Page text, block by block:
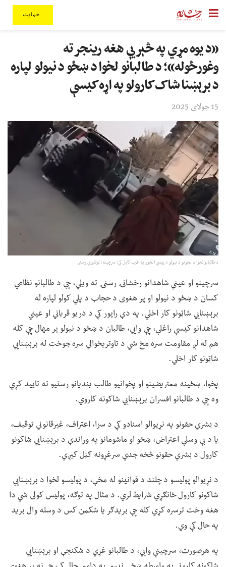
حمایت
«د یوه مړي په څېر یې هغه رینجر ته
وغورځوله»؛ د طالبانو لخوا د ښځو د نیولو لپاره
د برېښنا شاک کارولو په اړه کیسې
15 جولای 2025
د طالبانو لخوا د نجونو د نیولو د پیښې انځور په غرب کابل کې؛ سرچینه: ټولنیزې رسنۍ
سرچینو او عیني شاهدانو رخشانۍ رسنۍ ته ویلي، چې د طالبانو نظامي
کسان د ښځو د نیولو او پر هغوی د حجاب د پلي کولو لپاره له
برېښنايي شاټونو کار اخلي. په دې راپور کې د دریو قرباني او عیني
شاهدانو کیسې راغلې، چې وايي، طالبان د ښځو د نیولو پر مهال چې کله
هم له لږ مقاومت سره مخ شي د تاوتریخوالي سره جوخت له برېښنايي
شاټونو کار اخلي.
پخوا، ښځینه معتریضینو او پخوانیو طالب بندیانو رسنیو ته تایید کړې
وه چې د طالبانو افسران برېښنايي شاکونه کاروي.
د بشري حقونو په نړیوالو اسنادو کې د سزا، اعتراف، غیرقانوني توقیف،
یا د بې وسلې اعتراض، ښځو او ماشومانو په وړاندې د برېښنايي شاکونو
کارول د بشري حقونو څخه جدي سرغړونه ګڼل کیږي.
د نړیوالو پولیسو د چلند د قوانینو له مخې، د پولیسو لخوا د برېښنايي
شاکونو کارول ځانګړي شرایط لري. د مثال په توګه، پولیس کولی شي دا
هغه وخت ترسره کړي کله چې بریدګر یا شکمن کس د وسله وال برید
په حال کې وي.
په هرصورت، سرچینې وايي، د طالبانو غړي د شکنجې او برېښنايي